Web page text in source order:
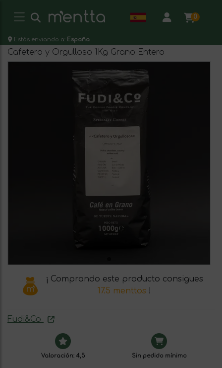
0
Estás enviando a: España
Cafetero y Orgulloso 1Kg Grano Entero
¡ Comprando este producto consigues
17.5 menttos !
Fudi&Co
Valoración: 4,5 Sin pedido mínimo